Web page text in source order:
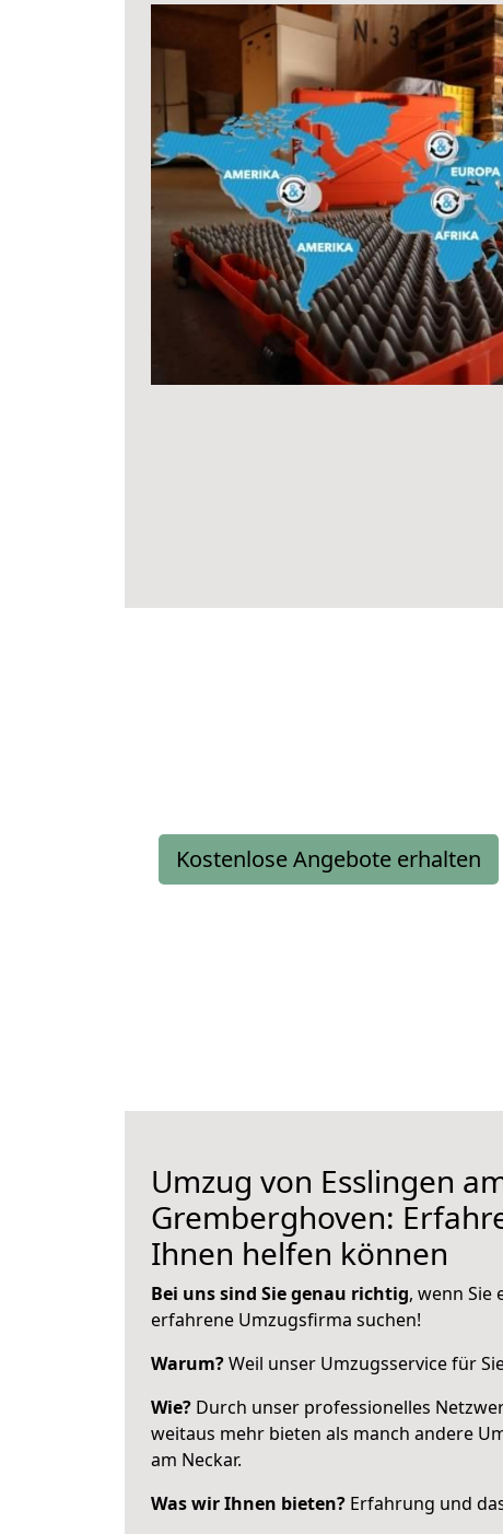
Kostenlose Angebote erhalten
Umzug von Esslingen
Gremberghoven:
Ihnen helfen können
Bei uns sind Sie genau richtig, wenn Sie
erfahrene Umzugsfirma suchen!
Warum?Weil unser Umzugsservice für
Wie? Durch unser professionelles
weitaus mehr bieten als manch andere
am Neckar.
Was wir Ihnen bieten? Erfahrung und